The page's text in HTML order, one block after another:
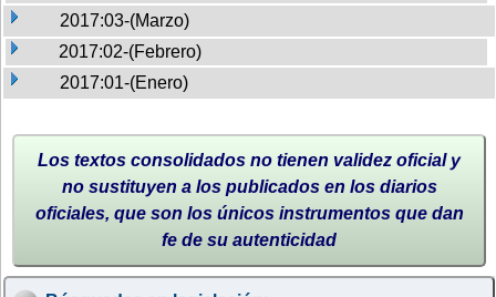
2017:03-(Marzo)
2017:02-(Febrero)
2017:01-(Enero)
Los textos consolidados no tienen validez oficial y
no sustituyen a los publicados en los diarios
oficiales, que son los únicos instrumentos que dan
fe de su autenticidad